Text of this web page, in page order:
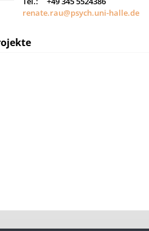
renate.rau@psych.uni-halle.de